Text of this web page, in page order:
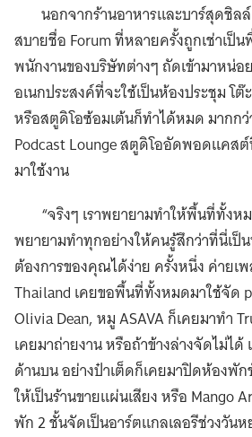
นอกจากร้านอาหารและบาร์สุดชิ
สบายชื่อ Forum ที่หลายครั้งถูกเช่าเป็น
พนักงานของบริษัทต่างๆ ถัดเข้ามาหน่อ
อเนกประสงค์ที่จะใช้เป็นห้องประชุม โ
หรือสตูดิโอซ้อมเต้นก็ทำได้หมด มากก
Podcast Lounge สตูดิโออัดพอดแคส
มาใช้งาน
“จริงๆ เราพยายามทำให้พื้นที่ทั้ง
พยายามทำทุกอย่างให้คนรู้สึกว่าที่นี่เ
ต้องการของคุณได้ง่าย ครั้งหนึ่ง ค่ายเ
Thailand เคยขอพื้นที่ทั้งหมดมาใช้จัด
Olivia Dean, หมู ASAVA ก็เคยมาทำ
เคยมาถ่ายงาน หรือถ้าข้างล่างจัดไม่ไ
ด้านบน อย่างป๋าเต็ดก็เคยมาปิดห้องพั
ให้เป็นร้านขายแผ่นเสียง หรือ Mango
พัก 2 ชั้นจัดเป็นอาร์ตแกลเลอรีช่วงวัน